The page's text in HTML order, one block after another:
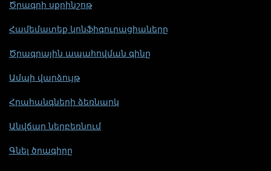
Ծրագրի սքրինշոթ
Համեմատեք կոնֆիգուրացիաները
Ծրագրային ապահովման գինը
Ամպի վարձույթ
Հրահանգների ձեռնարկ
Անվճար ներբեռնում
Գնել ծրագիրը